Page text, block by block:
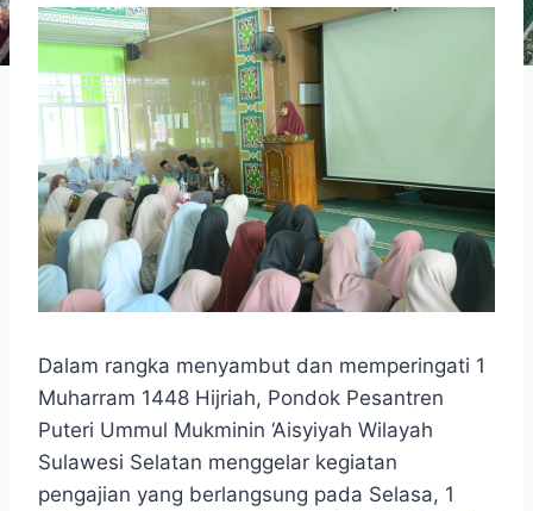
Dalam rangka menyambut dan memperingati 1
Muharram 1448 Hijriah, Pondok Pesantren
Puteri Ummul Mukminin ‘Aisyiyah Wilayah
Sulawesi Selatan menggelar kegiatan
pengajian yang berlangsung pada Selasa, 1